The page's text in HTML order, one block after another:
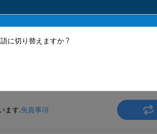
ています。
ます.免責事項
に切り替えますか ?